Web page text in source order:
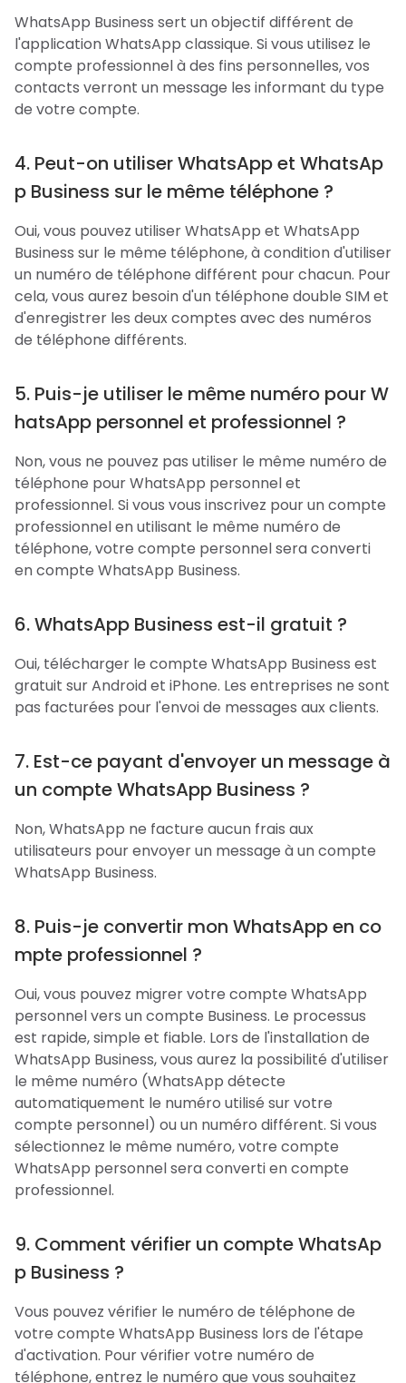
WhatsApp Business sert un objectif différent de
l'application WhatsApp classique. Si vous utilisez le
compte professionnel à des fins personnelles, vos
contacts verront un message les informant du type
de votre compte.
4. Peut-on utiliser WhatsApp et WhatsAp
p Business sur le même téléphone ?
Oui, vous pouvez utiliser WhatsApp et WhatsApp
Business sur le même téléphone, à condition d'utiliser
un numéro de téléphone différent pour chacun. Pour
cela, vous aurez besoin d'un téléphone double SIM et
d'enregistrer les deux comptes avec des numéros
de téléphone différents.
5. Puis-je utiliser le même numéro pour W
hatsApp personnel et professionnel ?
Non, vous ne pouvez pas utiliser le même numéro de
téléphone pour WhatsApp personnel et
professionnel. Si vous vous inscrivez pour un compte
professionnel en utilisant le même numéro de
téléphone, votre compte personnel sera converti
en compte WhatsApp Business.
6. WhatsApp Business est-il gratuit ?
Oui, télécharger le compte WhatsApp Business est
gratuit sur Android et iPhone. Les entreprises ne sont
pas facturées pour l'envoi de messages aux clients.
7. Est-ce payant d'envoyer un message à
un compte WhatsApp Business ?
Non, WhatsApp ne facture aucun frais aux
utilisateurs pour envoyer un message à un compte
WhatsApp Business.
8. Puis-je convertir mon WhatsApp en co
mpte professionnel ?
Oui, vous pouvez migrer votre compte WhatsApp
personnel vers un compte Business. Le processus
est rapide, simple et fiable. Lors de l'installation de
WhatsApp Business, vous aurez la possibilité d'utiliser
le même numéro (WhatsApp détecte
automatiquement le numéro utilisé sur votre
compte personnel) ou un numéro différent. Si vous
sélectionnez le même numéro, votre compte
WhatsApp personnel sera converti en compte
professionnel.
9. Comment vérifier un compte WhatsAp
p Business ?
Vous pouvez vérifier le numéro de téléphone de
votre compte WhatsApp Business lors de l'étape
d'activation. Pour vérifier votre numéro de
téléphone, entrez le numéro que vous souhaitez